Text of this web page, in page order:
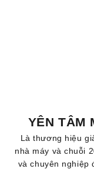
YÊN TÂM
Là thương hiệu
nhà máy và chuỗi
và chuyên nghiệp